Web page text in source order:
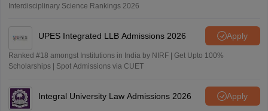
Interdisciplinary Science Rankings 2026
UPES Integrated LLB Admissions 2026 Apply
Ranked #18 amongst Institutions in India by NIRF | Get Upto 100%
Scholarships | Spot Admissions via CUET
Integral University Law Admissions 2026 Apply